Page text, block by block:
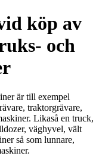
köp av
och
är till exempel
traktorgrävare,
Likaså en truck,
väghyvel, vält
så som lunnare,